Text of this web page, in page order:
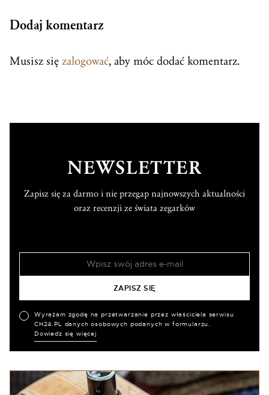
Dodaj komentarz
Musisz się zalogować, aby móc dodać komentarz.
NEWSLETTER
Zapisz się za darmo i nie przegap najnowszych aktualności
oraz recenzji ze świata zegarków
Wyrażam zgodę na przetwarzanie przez właściciela serwisu
CH24.PL danych osobowych podanych w formularzu.
Dowiedz się więcej